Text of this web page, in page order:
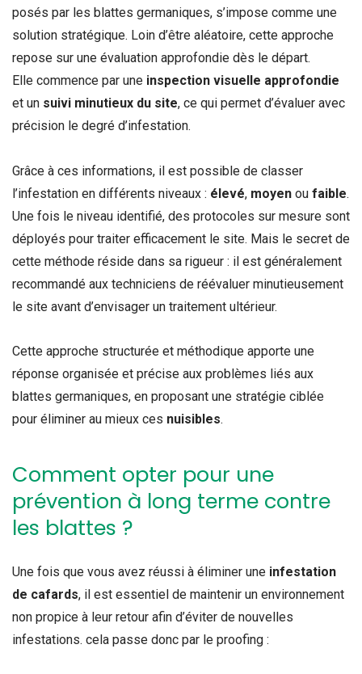
posés par les blattes germaniques, s’impose comme une
solution stratégique. Loin d’être aléatoire, cette approche
repose sur une évaluation approfondie dès le départ.
Elle commence par une inspection visuelle approfondie
et un suivi minutieux du site, ce qui permet d’évaluer avec
précision le degré d’infestation.
Grâce à ces informations, il est possible de classer
l’infestation en différents niveaux : élevé, moyen ou faible.
Une fois le niveau identifié, des protocoles sur mesure sont
déployés pour traiter efficacement le site. Mais le secret de
cette méthode réside dans sa rigueur : il est généralement
recommandé aux techniciens de réévaluer minutieusement
le site avant d’envisager un traitement ultérieur.
Cette approche structurée et méthodique apporte une
réponse organisée et précise aux problèmes liés aux
blattes germaniques, en proposant une stratégie ciblée
pour éliminer au mieux ces nuisibles.
Comment opter pour une
prévention à long terme contre
les blattes ?
Une fois que vous avez réussi à éliminer une infestation
de cafards, il est essentiel de maintenir un environnement
non propice à leur retour afin d’éviter de nouvelles
infestations. cela passe donc par le proofing :